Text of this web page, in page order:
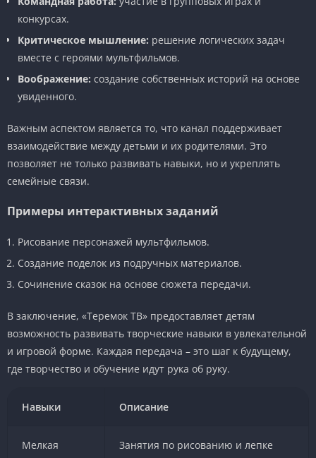
конкурсах.
Критическое мышление: решение логических задач
вместе с героями мультфильмов.
Воображение: создание собственных историй на основе
увиденного.
Важным аспектом является то, что канал поддерживает
взаимодействие между детьми и их родителями. Это
позволяет не только развивать навыки, но и укреплять
семейные связи.
Примеры интерактивных заданий
Рисование персонажей мультфильмов.
Создание поделок из подручных материалов.
Сочинение сказок на основе сюжета передачи.
В заключение, «Теремок ТВ» предоставляет детям
возможность развивать творческие навыки в увлекательной
и игровой форме. Каждая передача – это шаг к будущему,
где творчество и обучение идут рука об руку.
Навыки Описание
Мелкая
Занятия по рисованию и лепке